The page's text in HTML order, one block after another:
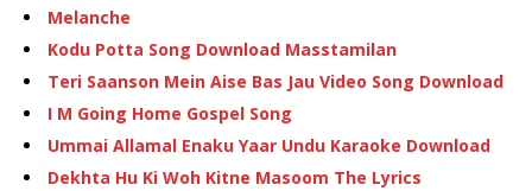
Melanche
Kodu Potta Song Download Masstamilan
Teri Saanson Mein Aise Bas Jau Video Song Download
I M Going Home Gospel Song
Ummai Allamal Enaku Yaar Undu Karaoke Download
Dekhta Hu Ki Woh Kitne Masoom The Lyrics